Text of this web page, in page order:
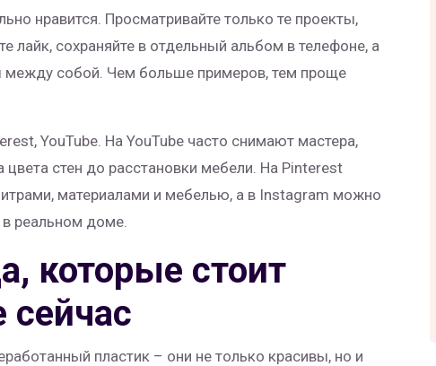
нравится. Просматривайте только те проекты,
лайк, сохраняйте в отдельный альбом в телефоне, а
между собой. Чем больше примеров, тем проще
YouTube. На YouTube часто снимают мастера,
стен до расстановки мебели. На Pinterest
материалами и мебелью, а в Instagram можно
в реальном доме.
которые стоит
сейчас
пластик – они не только красивы, но и